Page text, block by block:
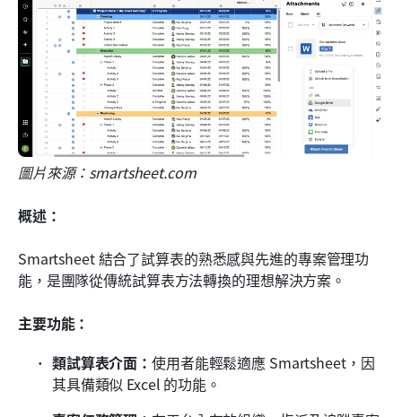
圖片來源：smartsheet.com
概述：
Smartsheet 結合了試算表的熟悉感與先進的專案管理功
能，是團隊從傳統試算表方法轉換的理想解決方案。
主要功能：
類試算表介面：使用者能輕鬆適應 Smartsheet，因
其具備類似 Excel 的功能。